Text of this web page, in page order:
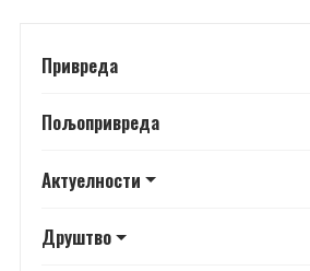
Привреда
Пољопривреда
Актуелности
Друштво